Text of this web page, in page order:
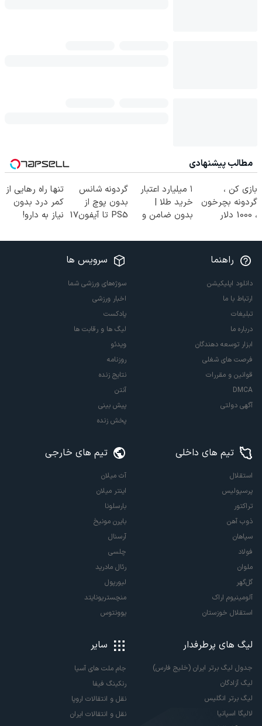
مطالب پیشنهادی
بازی کن ،
گردونه بچرخون
، 1000 دلار
💲
۱ میلیارد اعتبار
خرید طلا |
بدون ضامن و
گردونه شانس
بدون پوچ از
PS5 تا آیفون17
تنها راه رهایی از
کمر درد بدون
نیاز به دارو!
راهنما
دانلود اپلیکیشن
ارتباط با ما
تبلیغات
درباره ما
ابزار توسعه دهندگان
فرصت های شغلی
قوانین و مقررات
DMCA
آگهی دولتی
سرویس ها
سوژه‌های ورزشی شما
اخبار ورزشی
پادکست
لیگ ها و رقابت ها
ویدئو
روزنامه
نتایج زنده
آنتن
پیش بینی
پخش زنده
تیم های داخلی
استقلال
پرسپولیس
تراکتور
ذوب آهن
سپاهان
فولاد
ملوان
گل‌گهر
آلومینیوم اراک
استقلال خوزستان
تیم های خارجی
آث میلان
اینتر میلان
بارسلونا
بایرن مونیخ
آرسنال
چلسی
رئال مادرید
لیورپول
منچستریونایتد
یوونتوس
لیگ های پرطرفدار
جدول لیگ برتر ایران (خلیج فارس)
لیگ آزادگان
لیگ برتر انگلیس
لالیگا اسپانیا
سایر
جام ملت های آسیا
رنکینگ فیفا
نقل و انتقالات اروپا
نقل و انتقالات ایران